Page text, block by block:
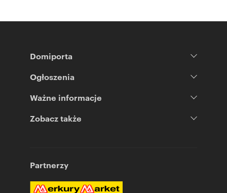
Domiporta
Ogłoszenia
Ważne informacje
Zobacz także
Partnerzy